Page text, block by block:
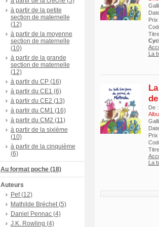
à partir de la petite
section de maternelle
(12)
à partir de la moyenne
section de maternelle
(10)
à partir de la grande
section de maternelle
(12)
à partir du CP (16)
à partir du CE1 (6)
à partir du CE2 (13)
à partir du CM1 (16)
à partir du CM2 (11)
à partir de la sixième
(10)
à partir de la cinquième
(6)
Au format poche (18)
Auteurs
Pef (12)
Mathilde Bréchet (5)
Daniel Pennac (4)
J.K. Rowling (4)
La
De :
La